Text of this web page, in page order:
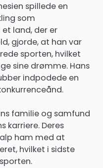
spillede en
som
land, der er
gjorde, at han var
sporten, hvilket
sine drømme. Hans
indpodede en
familie og samfund
karriere. Deres
ham med at
hvilket i sidste